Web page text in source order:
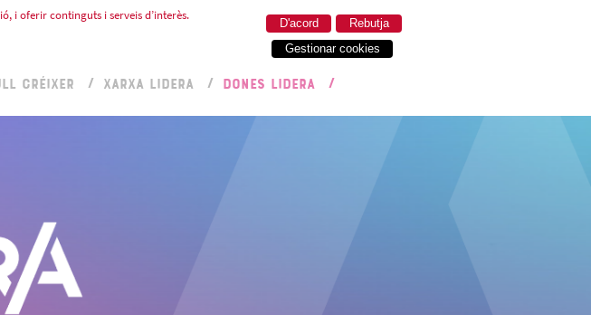
i oferir continguts i serveis d’interès.
Rebutja
D'acord
Gestionar cookies
CRÉIXER XARXA LIDERA DONES LIDERA